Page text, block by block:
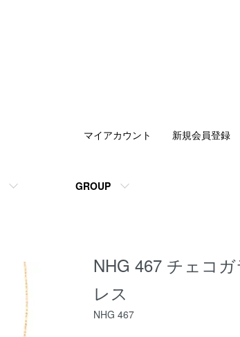
GROUP
マイアカウント 新規会員登録
NHG 467 チェコ
レス
NHG 467